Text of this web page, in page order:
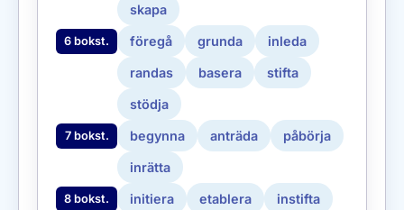
skapa
6 bokst. föregå grunda inleda
randas basera stifta
stödja
7 bokst. begynna anträda påbörja
inrätta
8 bokst. initiera etablera instifta